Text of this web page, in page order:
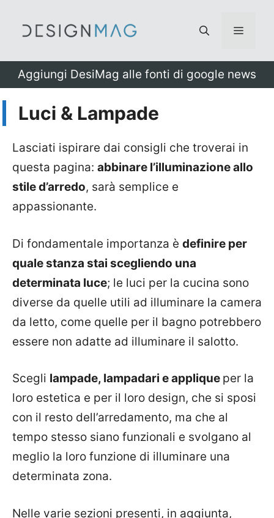
Menu
Aggiungi DesiMag alle fonti di google news
Luci & Lampade
Lasciati ispirare dai consigli che troverai in
questa pagina: abbinare l’illuminazione allo
stile d’arredo, sarà semplice e
appassionante.
Di fondamentale importanza è definire per
quale stanza stai scegliendo una
determinata luce; le luci per la cucina sono
diverse da quelle utili ad illuminare la camera
da letto, come quelle per il bagno potrebbero
essere non adatte ad illuminare il salotto.
Scegli lampade, lampadari e applique per la
loro estetica e per il loro design, che si sposi
con il resto dell’arredamento, ma che al
tempo stesso siano funzionali e svolgano al
meglio la loro funzione di illuminare una
determinata zona.
Nelle varie sezioni presenti, in aggiunta,